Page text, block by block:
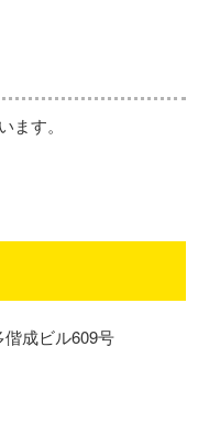
す。
成ビル609号